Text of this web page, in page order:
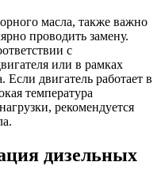
масла, также важно
проводить замену.
с
или в рамках
Если двигатель работает в
температура
рекомендуется
дизельных